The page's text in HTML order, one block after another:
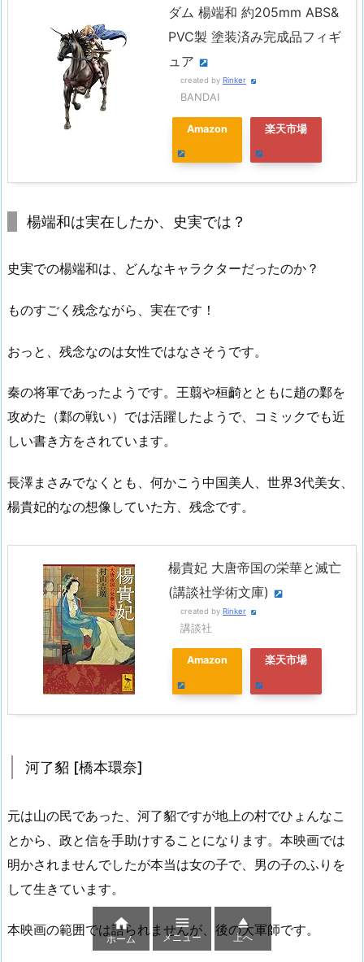
ダム 楊端和 約205mm ABS&
PVC製 塗装済み完成品フィギ
ュア
created by Rinker
BANDAI
Amazon 楽天市場
楊端和は実在したか、史実では？
史実での楊端和は、どんなキャラクターだったのか？
ものすごく残念ながら、実在です！
おっと、残念なのは女性ではなさそうです。
秦の将軍であったようです。王翦や桓齮とともに趙の鄴を
攻めた（鄴の戦い）では活躍したようで、コミックでも近
しい書き方をされています。
長澤まさみでなくとも、何かこう中国美人、世界3代美女、
楊貴妃的なの想像していた方、残念です。
楊貴妃 大唐帝国の栄華と滅亡
(講談社学術文庫)
created by Rinker
講談社
Amazon 楽天市場
河了貂 [橋本環奈]
元は山の民であった、河了貂ですが地上の村でひょんなこ
とから、政と信を手助けすることになります。本映画では
明かされませんでしたが本当は女の子で、男の子のふりを
して生きています。
本映画の範囲では語られませんが、後の大軍師です。

ホーム

メニュー

上へ